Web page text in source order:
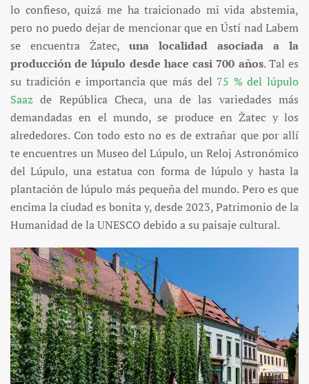
lo confieso, quizá me ha traicionado mi vida abstemia,
pero no puedo dejar de mencionar que en Ústí nad Labem
se encuentra Žatec, una localidad asociada a la
producción de lúpulo desde hace casi 700 años. Tal es
su tradición e importancia que más del 75 % del lúpulo
Saaz de República Checa, una de las variedades más
demandadas en el mundo, se produce en Žatec y los
alrededores. Con todo esto no es de extrañar que por allí
te encuentres un Museo del Lúpulo, un Reloj Astronómico
del Lúpulo, una estatua con forma de lúpulo y hasta la
plantación de lúpulo más pequeña del mundo. Pero es que
encima la ciudad es bonita y, desde 2023, Patrimonio de la
Humanidad de la UNESCO debido a su paisaje cultural.